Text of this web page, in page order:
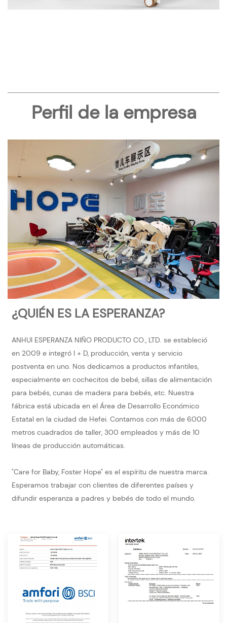
Perfil de la empresa
¿QUIÉN ES LA ESPERANZA?
ANHUI ESPERANZA NIÑO PRODUCTO CO., LTD. se estableció
en 2009 e integró I + D, producción, venta y servicio
postventa en uno. Nos dedicamos a productos infantiles,
especialmente en cochecitos de bebé, sillas de alimentación
para bebés, cunas de madera para bebés, etc. Nuestra
fábrica está ubicada en el Área de Desarrollo Económico
Estatal en la ciudad de Hefei. Contamos con más de 6000
metros cuadrados de taller, 300 empleados y más de 10
líneas de producción automáticas.
"Care for Baby, Foster Hope" es el espíritu de nuestra marca.
Esperamos trabajar con clientes de diferentes países y
difundir esperanza a padres y bebés de todo el mundo.